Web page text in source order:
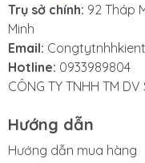
Trụ sở chính: 92 Tháp
Minh
Email:
Hotline: 0933989804
CÔNG TY TNHH TM DV
Hướng dẫn
Hướng dẫn mua hàng